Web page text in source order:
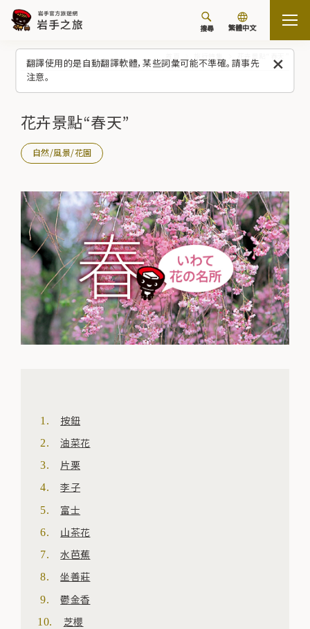
翻譯使用的是自動翻譯軟體，某些詞彙可能不準確。請事先
注意。
搜尋 繁體中文
花卉景點“春天”
自然/風景/花園
按鈕
油菜花
片栗
李子
富士
山茶花
水芭蕉
坐善莊
鬱金香
芝櫻